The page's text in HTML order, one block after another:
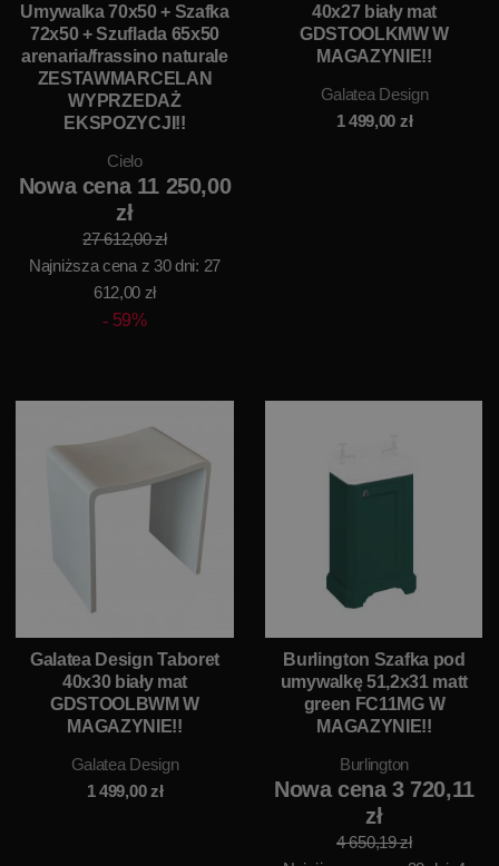
Umywalka 70x50 + Szafka
72x50 + Szuflada 65x50
arenaria/frassino naturale
ZESTAWMARCELAN
WYPRZEDAŻ
EKSPOZYCJI!!
Cielo
Nowa cena 11 250,00
zł
27 612,00 zł
Najniższa cena z 30 dni: 27
612,00 zł
59%
40x27 biały mat
GDSTOOLKMW W
MAGAZYNIE!!
Galatea Design
1 499,00 zł
Galatea Design Taboret
40x30 biały mat
GDSTOOLBWM W
MAGAZYNIE!!
Galatea Design
1 499,00zł
Burlington Szafka pod
umywalkę 51,2x31 matt
green FC11MG W
MAGAZYNIE!!
Burlington
Nowa cena 3 720,11
zł
4 650,19 zł